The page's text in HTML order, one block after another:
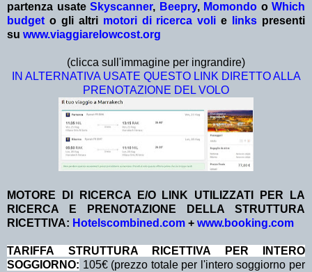
partenza usate Skyscanner, Beepry, Momondo o Which
budget o gli altri motori di ricerca voli e links presenti
su www.viaggiarelowcost.org
(clicca sull'immagine per ingrandire)
IN ALTERNATIVA USATE QUESTO LINK DIRETTO ALLA
PRENOTAZIONE DEL VOLO
MOTORE DI RICERCA E/O LINK UTILIZZATI PER LA
RICERCA E PRENOTAZIONE DELLA STRUTTURA
RICETTIVA: Hotelscombined.com + www.booking.com
TA RIFFA STRUTTURA RICETTIVA PER INTERO
SOGGIORNO: 105€ (prezzo totale per l'intero soggiorno per